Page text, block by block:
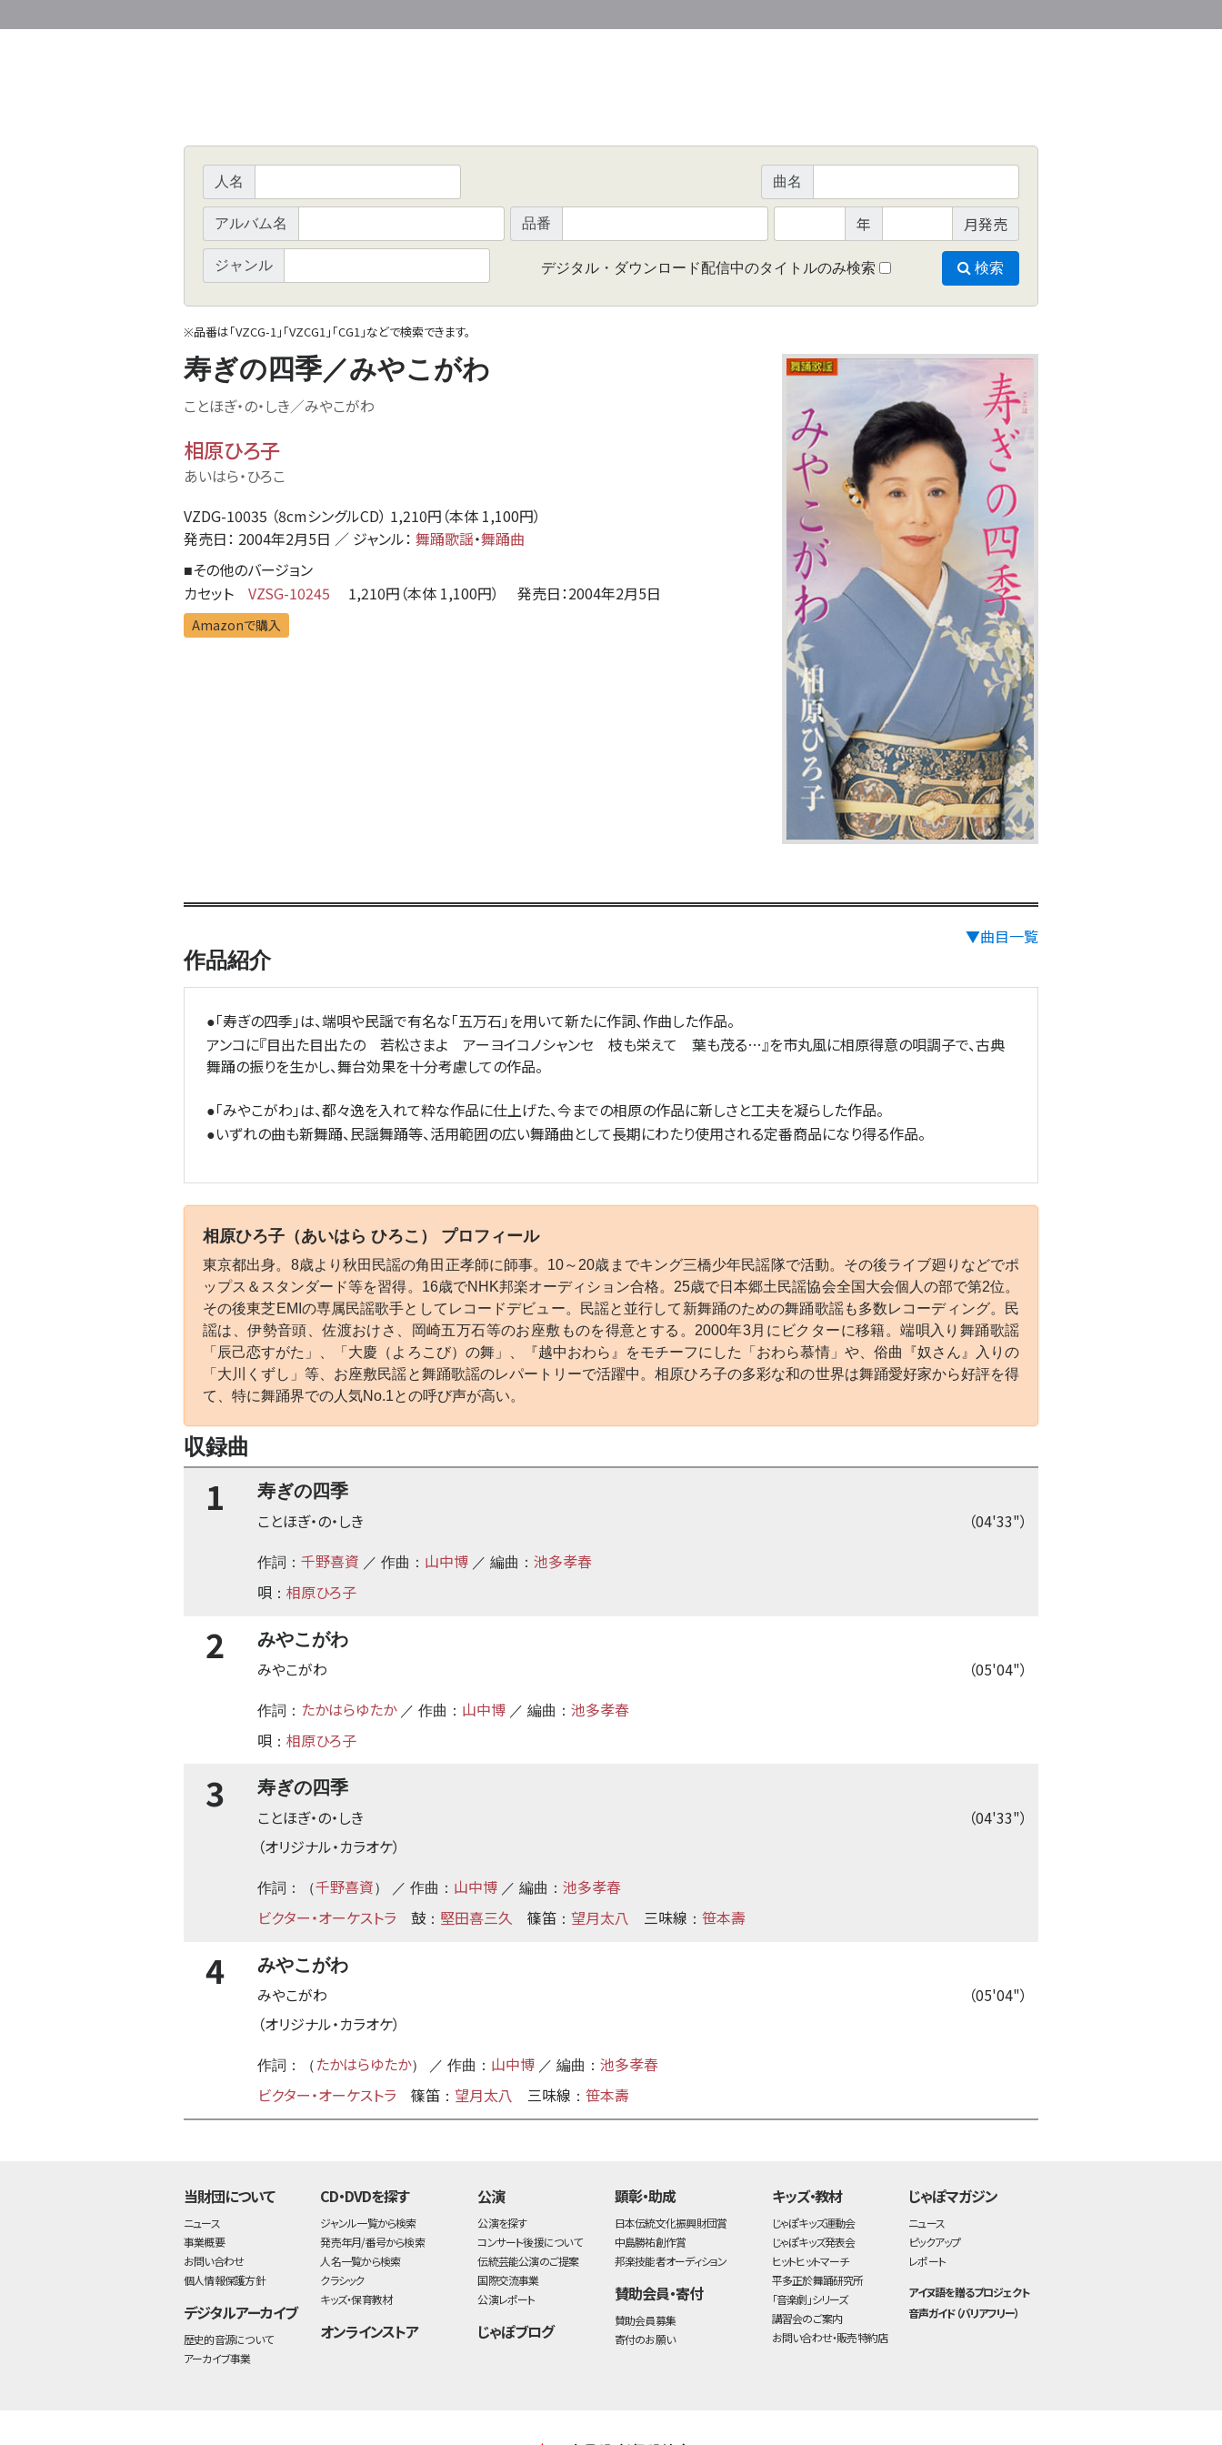
人名 曲名
アルバム名 品番 年 月発売
ジャンル デジタル・ダウンロード配信中のタイトルのみ検索 検索
※品番は「VZCG-1」「VZCG1」「CG1」などで検索できます。
寿ぎの四季／みやこがわ
ことほぎ・の・しき／みやこがわ
相原ひろ子
あいはら・ひろこ
VZDG-10035 （8cmシングルCD） 1,210円（本体 1,100円）
発売日： 2004年2月5日 ／ ジャンル： 舞踊歌謡・舞踊曲
■その他のバージョン
カセット VZSG-10245 1,210円（本体 1,100円） 発売日：2004年2月5日
Amazonで購入
▼曲目一覧
作品紹介
●「寿ぎの四季」は、端唄や民謡で有名な「五万石」を用いて新たに作詞、作曲した作品。
アンコに『目出た目出たの 若松さまよ アーヨイコノシャンセ 枝も栄えて 葉も茂る…』を市丸風に相原得意の唄調子で、古典
舞踊の振りを生かし、舞台効果を十分考慮しての作品。
●「みやこがわ」は、都々逸を入れて粋な作品に仕上げた、今までの相原の作品に新しさと工夫を凝らした作品。
●いずれの曲も新舞踊、民謡舞踊等、活用範囲の広い舞踊曲として長期にわたり使用される定番商品になり得る作品。
相原ひろ子（あいはら ひろこ） プロフィール
東京都出身。8歳より秋田民謡の角田正孝師に師事。10～20歳までキング三橋少年民謡隊で活動。その後ライブ廻りなどでポ
ップス＆スタンダード等を習得。16歳でNHK邦楽オーディション合格。25歳で日本郷土民謡協会全国大会個人の部で第2位。
その後東芝EMIの専属民謡歌手としてレコードデビュー。民謡と並行して新舞踊のための舞踊歌謡も多数レコーディング。民
謡は、伊勢音頭、佐渡おけさ、岡崎五万石等のお座敷ものを得意とする。2000年3月にビクターに移籍。端唄入り舞踊歌謡
「辰己恋すがた」、「大慶（よろこび）の舞」、『越中おわら』をモチーフにした「おわら慕情」や、俗曲『奴さん』入りの
「大川くずし」等、お座敷民謡と舞踊歌謡のレパートリーで活躍中。相原ひろ子の多彩な和の世界は舞踊愛好家から好評を得
て、特に舞踊界での人気No.1との呼び声が高い。
収録曲
1 寿ぎの四季
（04'33"）
ことほぎ・の・しき
作詞： 千野喜資 ／ 作曲： 山中博 ／ 編曲： 池多孝春
唄 ： 相原ひろ子
2 みやこがわ
（05'04"）
みやこがわ
作詞： たかはらゆたか／ 作曲： 山中博 ／ 編曲： 池多孝春
唄 ： 相原ひろ子
3 寿ぎの四季
（04'33"）
ことほぎ・の・しき
（オリジナル・カラオケ）
作詞：（千野喜資） ／ 作曲： 山中博 ／ 編曲： 池多孝春
ビクター・オーケストラ
鼓 ： 堅田喜三久 篠笛 ： 望月太八 三味線 ： 笹本壽
4 みやこがわ
（05'04"）
みやこがわ
（オリジナル・カラオケ）
作詞：（ たかはらゆたか） ／ 作曲： 山中博 ／ 編曲： 池多孝春
ビクター・オーケストラ
篠笛 ： 望月太八 三味線 ： 笹本壽
当財団について
ニュース
事業概要
お問い合わせ
個人情報保護方針
デジタルアーカイブ
歴史的音源について
アーカイブ事業
CD・DVDを探す
ジャンル一覧から検索
発売年月/番号から検索
人名一覧から検索
クラシック
キッズ・保育教材
オンラインストア
公演
公演を探す
コンサート後援について
伝統芸能公演のご提案
国際交流事業
公演レポート
じゃぽブログ
顕彰・助成
日本伝統文化振興財団賞
中島勝祐創作賞
邦楽技能者オーディション
賛助会員・寄付
賛助会員募集
寄付のお願い
キッズ・教材
じゃぽキッズ運動会
じゃぽキッズ発表会
ヒットヒットマーチ
平多正於舞踊研究所
「音楽劇」シリーズ
講習会のご案内
お問い合わせ・販売特約店
じゃぽマガジン
ニュース
ピックアップ
レポート
アイヌ語を贈るプロジェクト
音声ガイド（バリアフリー）